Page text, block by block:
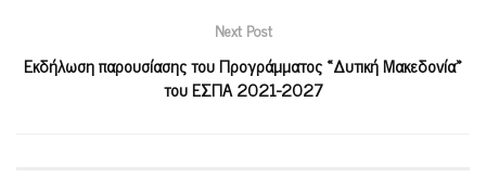
Next Post
Εκδήλωση παρουσίασης του Προγράμματος «Δυτική Μακεδονία»
του ΕΣΠΑ 2021-2027